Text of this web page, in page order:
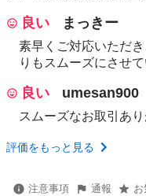
良い まっきー
素早くご対応いただ
りもスムーズにさせ
良い umesan900
スムーズなお取引あ
評価をもっと見る
注意事項 通報